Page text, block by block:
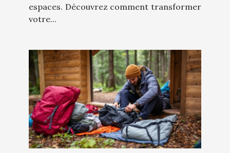
espaces. Découvrez comment transformer
votre...